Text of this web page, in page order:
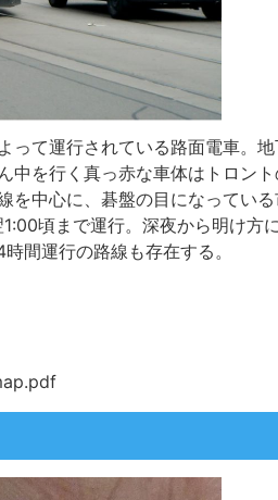
って運行されている路面電車。
中を行く真っ赤な車体はトロン
を中心に、碁盤の目になってい
頃まで運行。深夜から明け方に
間運行の路線も存在する。